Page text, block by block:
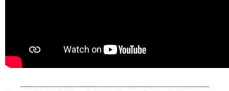
--------------------------------------------------------------------------